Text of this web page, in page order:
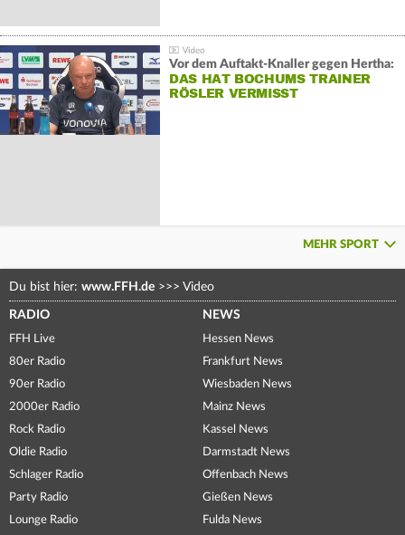
Vor dem Auftakt-Knaller gegen Hertha:
DAS HAT BOCHUMS TRAINER
RÖSLER VERMISST
MEHR SPORT
Du bist hier: www.FFH.de >>> Video
RADIO
FFH Live
80er Radio
90er Radio
2000er Radio
Rock Radio
Oldie Radio
Schlager Radio
Party Radio
Lounge Radio
NEWS
Hessen News
Frankfurt News
Wiesbaden News
Mainz News
Kassel News
Darmstadt News
Offenbach News
Gießen News
Fulda News